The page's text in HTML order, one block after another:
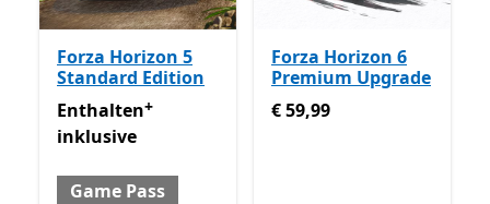
Forza Horizon 5
Standard Edition
Enthalten inklusive Game PassEnthält In-App-Käufe
Enthalten+
inklusive
Game Pass
Forza Horizon 6
Premium Upgrade
€ 59,99
€ 59,99